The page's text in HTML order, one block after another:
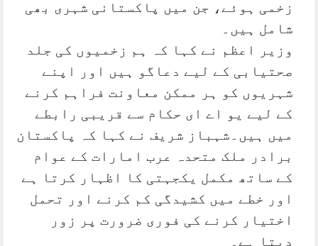
زخمی ہوئے، جن میں پاکستانی شہری بھی
شامل ہیں۔
وزیر اعظم نے کہا کہ ہم زخمیوں کی جلد
صحتیابی کے لیے دعاگو ہیں اور اپنے
شہریوں کو ہر ممکن معاونت فراہم کرنے
کے لیے یو اے ای حکام سے قریبی رابطے
میں ہیں۔شہباز شریف نے کہا کہ پاکستان
برادر ملک متحدہ عرب امارات کے عوام
کے ساتھ مکمل یکجہتی کا اظہار کرتا ہے
اور خطے میں کشیدگی کم کرنے اور تحمل
اختیار کرنے کی فوری ضرورت پر زور
دیتا ہے۔